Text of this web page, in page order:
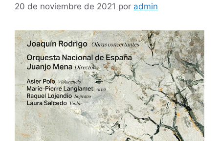
20 de noviembre de 2021 por admin